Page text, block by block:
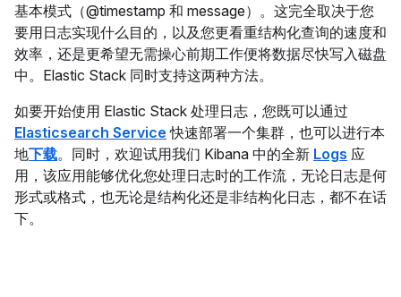
基本模式（@timestamp 和 message）。这完全取决于您
要用日志实现什么目的，以及您更看重结构化查询的速度和
效率，还是更希望无需操心前期工作便将数据尽快写入磁盘
中。Elastic Stack 同时支持这两种方法。
如要开始使用 Elastic Stack 处理日志，您既可以通过
Elasticsearch Service 快速部署一个集群，也可以进行本
地下载。同时，欢迎试用我们 Kibana 中的全新 Logs 应
用，该应用能够优化您处理日志时的工作流，无论日志是何
形式或格式，也无论是结构化还是非结构化日志，都不在话
下。